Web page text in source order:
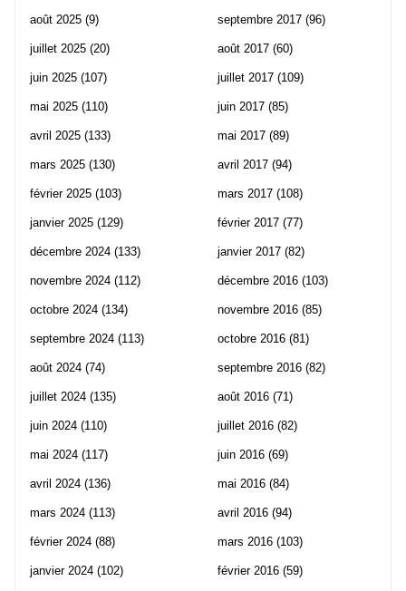
août 2025 (9)
juillet 2025 (20)
juin 2025 (107)
mai 2025 (110)
avril 2025 (133)
mars 2025 (130)
février 2025 (103)
janvier 2025 (129)
décembre 2024 (133)
novembre 2024 (112)
octobre 2024 (134)
septembre 2024 (113)
août 2024 (74)
juillet 2024 (135)
juin 2024 (110)
mai 2024 (117)
avril 2024 (136)
mars 2024 (113)
février 2024 (88)
janvier 2024 (102)
septembre 2017 (96)
août 2017 (60)
juillet 2017 (109)
juin 2017 (85)
mai 2017 (89)
avril 2017 (94)
mars 2017 (108)
février 2017 (77)
janvier 2017 (82)
décembre 2016 (103)
novembre 2016 (85)
octobre 2016 (81)
septembre 2016 (82)
août 2016 (71)
juillet 2016 (82)
juin 2016 (69)
mai 2016 (84)
avril 2016 (94)
mars 2016 (103)
février 2016 (59)